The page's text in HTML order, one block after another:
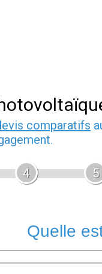
comparatifs
4 5
Quelle